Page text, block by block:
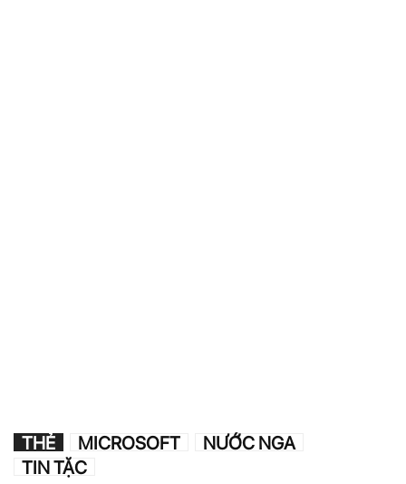
THẺ MICROSOFT
NƯỚC NGA
TIN TẶC